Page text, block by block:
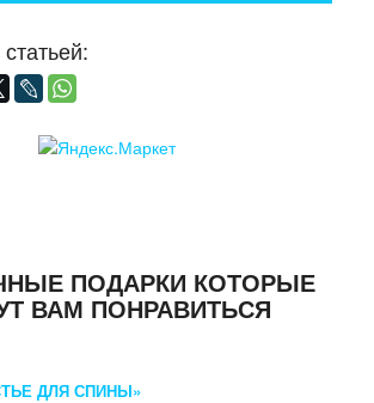
ПОДАРКИ КОТОРЫЕ
ВАМ ПОНРАВИТЬСЯ
ДЛЯ СПИНЫ»